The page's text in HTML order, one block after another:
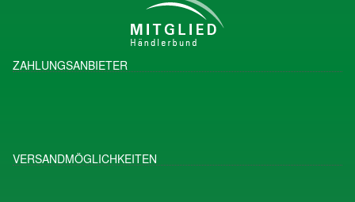
ZAHLUNGSANBIETER
VERSANDMÖGLICHKEITEN